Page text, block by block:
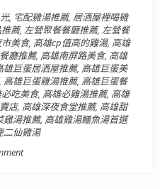
, 宅配雞湯推薦, 居酒屋裡喝雞
薦, 左營聚餐餐廳推薦, 左營餐
美食, 高雄cp值高的雞湯, 高雄
廳推薦, 高雄南屏路美食, 高雄
雄巨蛋居酒屋推薦, 高雄巨蛋美
, 高雄巨蛋雞湯推薦, 高雄巨蛋餐
吃美食, 高雄必雞湯推薦, 高雄
店, 高雄深夜食堂推薦, 高雄甜
雞湯推薦, 高雄雞湯鱷魚湯首選
二仙雞湯